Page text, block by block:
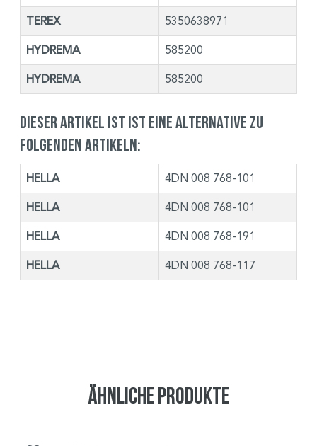
TEREX 5350638971
HYDREMA 585200
HYDREMA 585200
Dieser Artikel ist ist eine Alternative zu
folgenden Artikeln:
HELLA 4DN 008 768-101
HELLA 4DN 008 768-101
HELLA 4DN 008 768-191
HELLA 4DN 008 768-117
Ähnliche Produkte